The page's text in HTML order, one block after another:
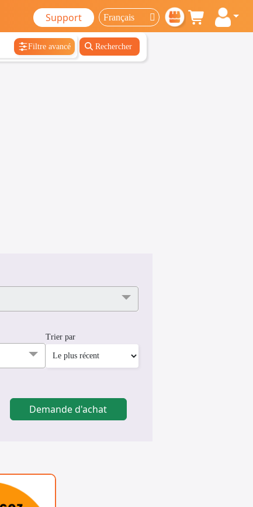
Support
Filtre avancé Rechercher
Trier par
Demande d'achat